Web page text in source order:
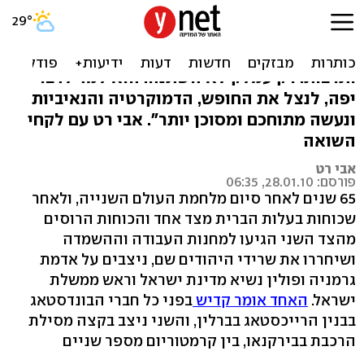
עמלק 1945- 2010
"העולם השתנה. יש בו הייטק וקידמה, השכלה
ותרבות. רק עמלק לא השתנה. הוא למד לדבר
יפה, לנצל את החופש, הדמוקרטיה והנאיביות
ונעשה מתוחכם ומסוכן יותר". אבי רט עם לקחי
השואה
אבי רט
פורסם: 28.01.10, 06:35
65 שנים לאחר סיום מלחמת העולם השנייה, ולאחר
שכוחות בעלות הברית מצד אחד והכוחות הרוסים
מהצד השני הגיעו למחנות העבודה וההשמדה
ושיחררו את שרידי היהודים שם, ניצבים על אדמת
גרמניה ופולין נשיא מדינת ישראל וראש ממשלת
ישראל. האחד אומר קדישבפני כל חברי הבונדסטאג
בבנין הרייכסטאג בברלין, והשני ניצב בקצה מסילת
הרכבת בבירקנאו, בין קרמטוריום מספר שניים